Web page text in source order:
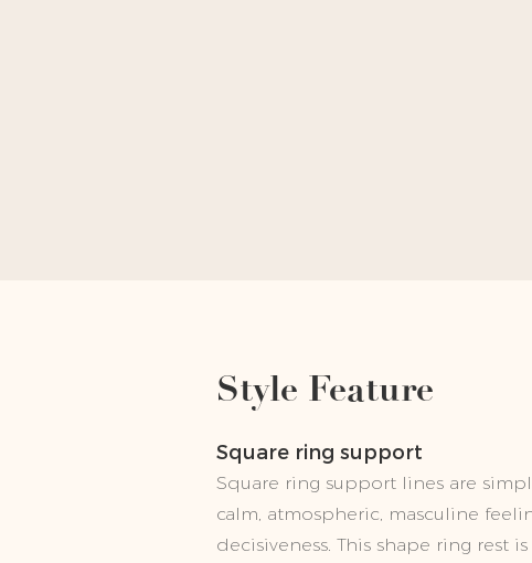
Style Feature
Square ring support
Square ring support lines are
calm, atmospheric, masculine
decisiveness. This shape ring rest